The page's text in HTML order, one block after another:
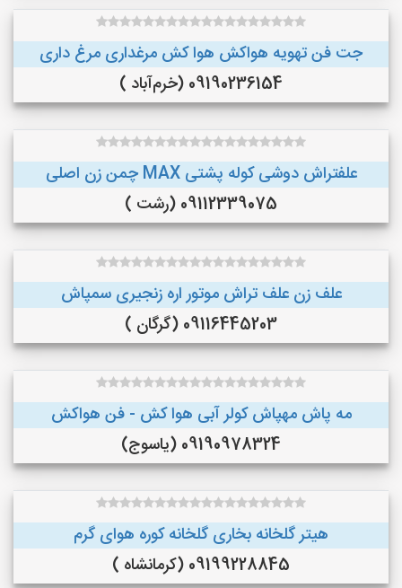
جت فن تهویه هواکش هوا کش مرغداری مرغ داری
09190236154 (خرم‌آباد )
علفتراش دوشی کوله پشتی MAX چمن زن اصلی
09112339075 (رشت )
علف زن علف تراش موتور اره زنجیری سمپاش
09116445203 (گرگان )
مه پاش مهپاش کولر آبی هوا کش - فن هواکش
09190978324 (یاسوج)
هیتر گلخانه بخاری گلخانه کوره هوای گرم
09199228845 (کرمانشاه )